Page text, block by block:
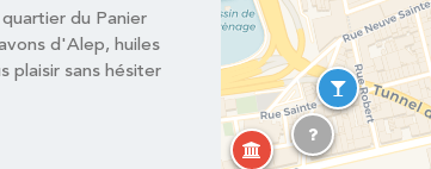
du Panier
d'Alep, huiles
plaisir sans hésiter